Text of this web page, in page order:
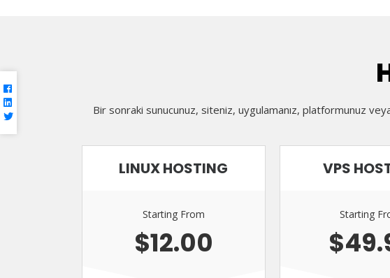
Bir sonraki sunucunuz, siteniz, uygulamanız, platformunuz
LINUX HOSTING
Starting From
$12.00
VPS
Starting